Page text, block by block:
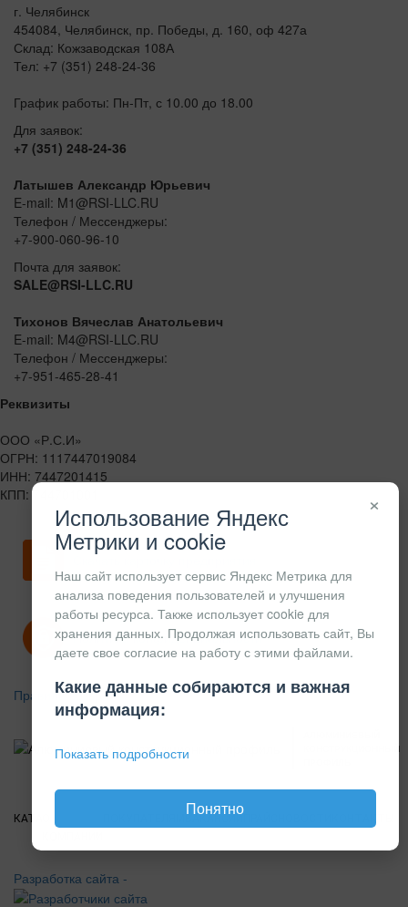
г. Челябинск
454084, Челябинск, пр. Победы, д. 160, оф 427а
Склад: Кожзаводская 108А
Тел: +7 (351) 248-24-36
График работы: Пн-Пт, с 10.00 до 18.00
Для заявок:
+7 (351) 248-24-36
Латышев Александр Юрьевич
E-mail: M1@RSI-LLC.RU
Телефон / Мессенджеры:
+7-900-060-96-10
Почта для заявок:
SALE@RSI-LLC.RU
Тихонов Вячеслав Анатольевич
E-mail: M4@RSI-LLC.RU
Телефон / Мессенджеры:
+7-951-465-28-41
Реквизиты
ООО «Р.С.И»
ОГРН: 1117447019084
ИНН: 7447201415
КПП: 744701001
Скачать карточку предприятия
Политика конфиденциальности
Правила возврата
КОНСТРУКЦИОННЫЙ
КАТАЛОГ ВАКАНСИИ
Разработка сайта -
×
Использование Яндекс
Метрики и cookie
Наш сайт использует сервис Яндекс Метрика для
анализа поведения пользователей и улучшения
работы ресурса. Также использует cookie для
хранения данных. Продолжая использовать сайт, Вы
даете свое согласие на работу с этими файлами.
Какие данные собираются и важная
информация:
Показать подробности
Понятно